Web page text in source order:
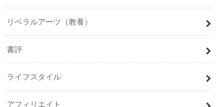
リベラルアーツ（教養）
書評
ライフスタイル
アフィリエイト